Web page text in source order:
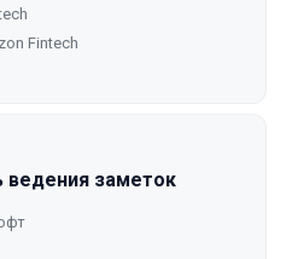
Fintech
ведения заметок